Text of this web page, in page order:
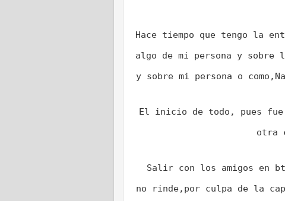
Hace tiempo que tengo la
algo de mi persona y
y sobre mi persona o
El inicio de todo, pues fue
otra
Salir con los amigos en
no rinde,por culpa de la